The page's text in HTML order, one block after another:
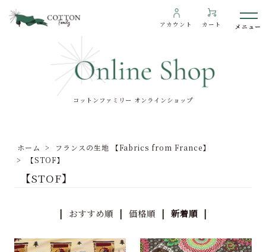
アカウント カート
わたしたちについて
ご利用ガイド
プライバシーポリシー
コットンファミリー オンラインショップ
ホーム >
フランスの生地 【Fabrics from France】
>
【STOF】
【STOF】
| おすすめ順 | 価格順 | 新着順 |